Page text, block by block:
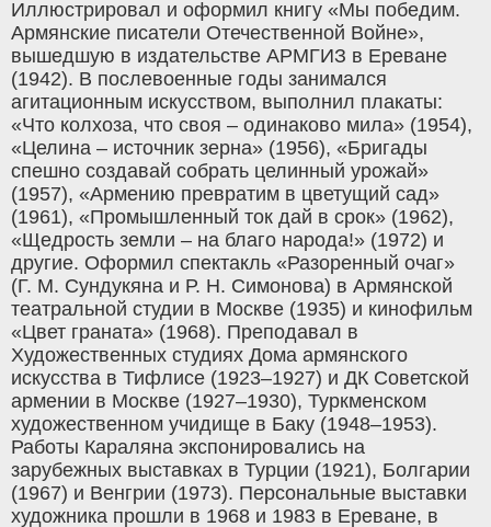
Иллюстрировал и оформил книгу «Мы победим.
Армянские писатели Отечественной Войне»,
вышедшую в издательстве АРМГИЗ в Ереване
(1942). В послевоенные годы занимался
агитационным искусством, выполнил плакаты:
«Что колхоза, что своя – одинаково мила» (1954),
«Целина – источник зерна» (1956), «Бригады
спешно создавай собрать целинный урожай»
(1957), «Армению превратим в цветущий сад»
(1961), «Промышленный ток дай в срок» (1962),
«Щедрость земли – на благо народа!» (1972) и
другие. Оформил спектакль «Разоренный очаг»
(Г. М. Сундукяна и Р. Н. Симонова) в Армянской
театральной студии в Москве (1935) и кинофильм
«Цвет граната» (1968). Преподавал в
Художественных студиях Дома армянского
искусства в Тифлисе (1923–1927) и ДК Советской
армении в Москве (1927–1930), Туркменском
художественном учидище в Баку (1948–1953).
Работы Караляна экспонировались на
зарубежных выставках в Турции (1921), Болгарии
(1967) и Венгрии (1973). Персональные выставки
художника прошли в 1968 и 1983 в Ереване, в